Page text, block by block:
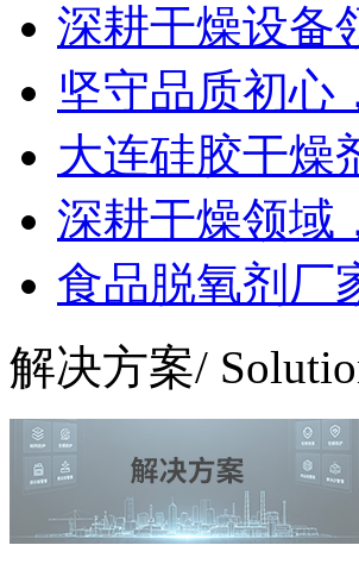
深耕干燥设备
坚守品质初
大连硅胶干燥
深耕干燥领
食品脱氧剂厂
解决方案/